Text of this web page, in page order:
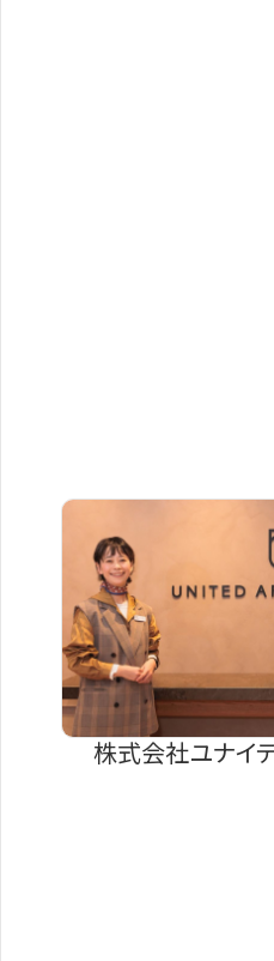
株式会社ユナイ